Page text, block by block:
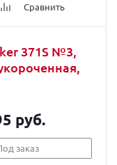
Сравнить
371S №3,
руб.
заказ